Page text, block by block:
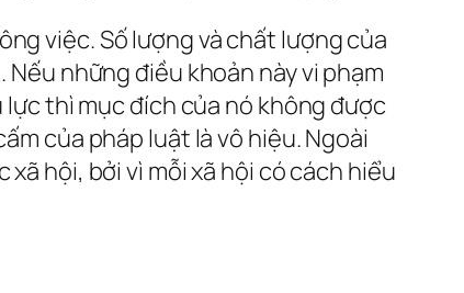
việc. Số lượng và chất lượng của
những điều khoản này vi phạm
thì mục đích của nó không được
của pháp luật là vô hiệu. Ngoài
hội, bởi vì mỗi xã hội có cách hiểu